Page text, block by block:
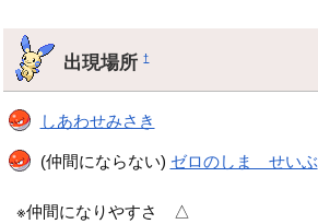
出現場所†
しあわせみさき
(仲間にならない) ゼロのしま せいぶ
※仲間になりやすさ △